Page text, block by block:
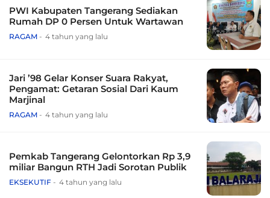
PWI Kabupaten Tangerang Sediakan
Rumah DP 0 Persen Untuk Wartawan
RAGAM 4 tahun yang lalu
Jari ’98 Gelar Konser Suara Rakyat,
Pengamat: Getaran Sosial Dari Kaum
Marjinal
RAGAM 4 tahun yang lalu
Pemkab Tangerang Gelontorkan Rp 3,9
miliar Bangun RTH Jadi Sorotan Publik
EKSEKUTIF 4 tahun yang lalu